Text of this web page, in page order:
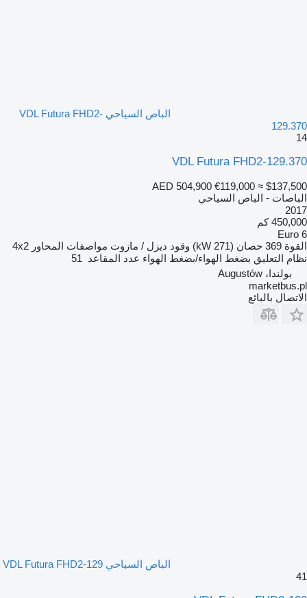
الباص السياحي VDL Futura FHD2-
129.370
14
VDL Futura FHD2-129.370
AED 504,900 €119,000 ≈ $137,500
الباصات - الباص السياحي
2017
450,000 كم
Euro 6
القوة 369 حصان (271 kW) وقود ديزل / مازوت مواصفات المحاور 4x2
نظام التعليق بضغط الهواء/بضغط الهواء عدد المقاعد 51
بولندا، Augustów
marketbus.pl
الاتصال بالبائع
الباص السياحي VDL Futura FHD2-129
41